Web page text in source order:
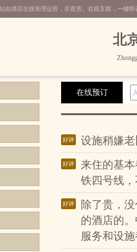
由酒店在线管理运营，非直营。在线互联，一键
北
在线预订
好评 设施稍嫌
好评
来住的基
铁四号线
好评
除了贵，
的酒店的
服务和设